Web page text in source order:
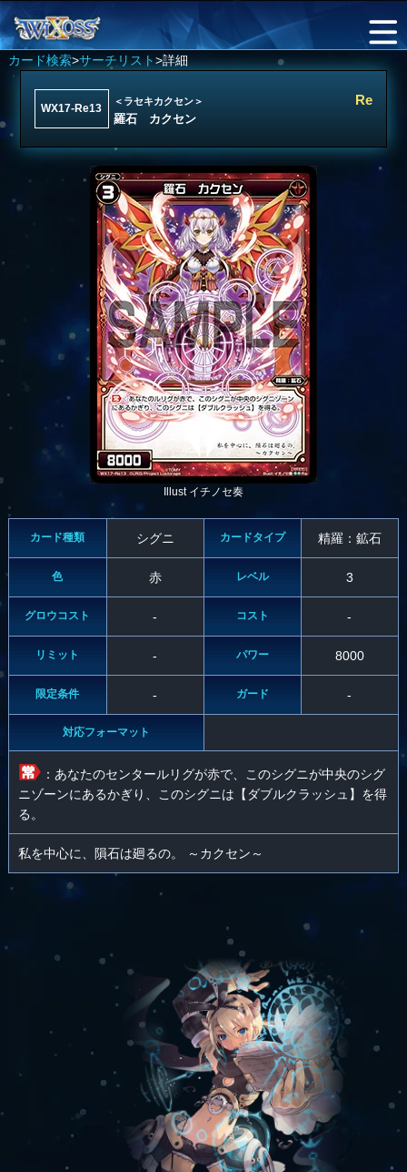
カード検索>サーチリスト>詳細
WX17-Re13
＜ラセキカクセン＞
羅石 カクセン
Re
Illust イチノセ奏
カード種類 シグニ カードタイプ 精羅：鉱石
色 赤 レベル 3
グロウコスト - コスト -
リミット - パワー 8000
限定条件 - ガード -
対応フォーマット
：あなたのセンタールリグが赤で、このシグニが中央のシグ
ニゾーンにあるかぎり、このシグニは【ダブルクラッシュ】を得
る。
私を中心に、隕石は廻るの。 ～カクセン～